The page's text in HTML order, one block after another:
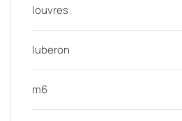
louvres
luberon
m6